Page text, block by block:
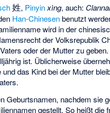
姓, Pinyin xìng, auch:
Han-Chinesenbenutzt
wird in der
der Volksrepublik
oder der Mutter zu
ist. Üblicherweise
das Kind bei der Mutter
Geburtsnamen, nachdem sie
gestellt. So heißt die